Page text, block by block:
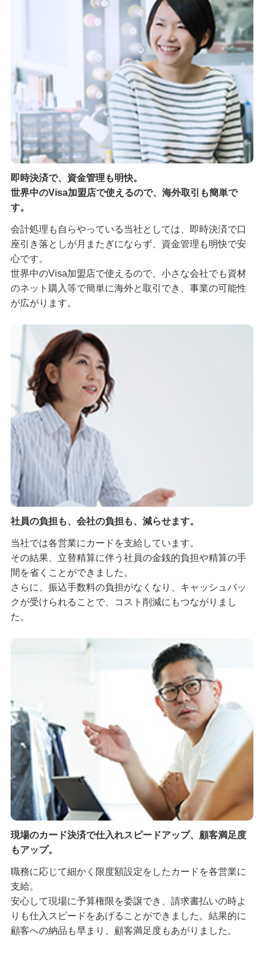
即時決済で、資金管理も明快。
世界中のVisa加盟店で使えるので、海外取引も簡単で
す。
会計処理も自らやっている当社としては、即時決済で口
座引き落としが月またぎにならず、資金管理も明快で安
心です。
世界中のVisa加盟店で使えるので、小さな会社でも資材
のネット購入等で簡単に海外と取引でき、事業の可能性
が広がります。
社員の負担も、会社の負担も、減らせます。
当社では各営業にカードを支給しています。
その結果、立替精算に伴う社員の金銭的負担や精算の手
間を省くことができました。
さらに、振込手数料の負担がなくなり、キャッシュバッ
クが受けられることで、コスト削減にもつながりまし
た。
現場のカード決済で仕入れスピードアップ、顧客満足度
もアップ。
職務に応じて細かく限度額設定をしたカードを各営業に
支給。
安心して現場に予算権限を委譲でき、請求書払いの時よ
りも仕入スピードをあげることができました。結果的に
顧客への納品も早まり、顧客満足度もあがりました。